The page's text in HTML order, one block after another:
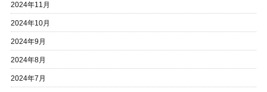
2024年11月
2024年10月
2024年9月
2024年8月
2024年7月